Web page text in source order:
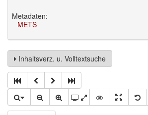
Metadaten:
METS
Inhaltsverz. u. Volltextsuche